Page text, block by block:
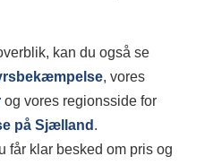
kan du også se
, vores
og vores regionsside for
på Sjælland .
får klar besked om pris og